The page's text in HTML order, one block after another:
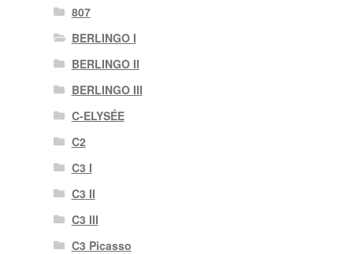
807
BERLINGO I
BERLINGO II
BERLINGO III
C-ELYSÉE
C2
C3 I
C3 II
C3 III
C3 Picasso